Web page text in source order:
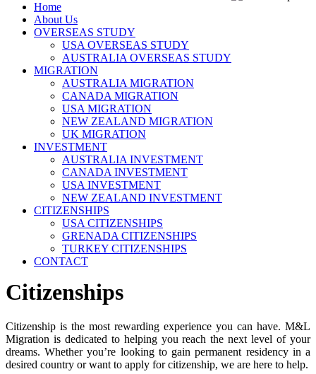
Home
About Us
OVERSEAS STUDY
USA OVERSEAS STUDY
AUSTRALIA OVERSEAS STUDY
MIGRATION
AUSTRALIA MIGRATION
CANADA MIGRATION
USA MIGRATION
NEW ZEALAND MIGRATION
UK MIGRATION
INVESTMENT
AUSTRALIA INVESTMENT
CANADA INVESTMENT
USA INVESTMENT
NEW ZEALAND INVESTMENT
CITIZENSHIPS
USA CITIZENSHIPS
GRENADA CITIZENSHIPS
TURKEY CITIZENSHIPS
CONTACT
Citizenships
Citizenship is the most rewarding experience you can have. M&L
Migration is dedicated to helping you reach the next level of your
dreams. Whether you’re looking to gain permanent residency in a
desired country or want to apply for citizenship, we are here to help.